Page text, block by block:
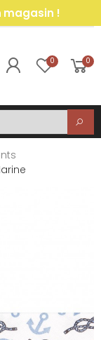
magasin !
0 0